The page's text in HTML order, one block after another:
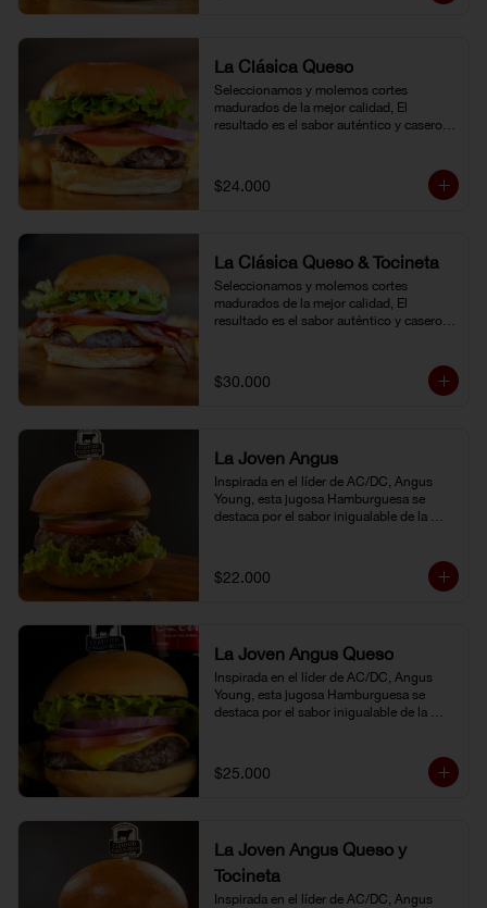
La Clásica Queso
Seleccionamos y molemos cortes
madurados de la mejor calidad, El
resultado es el sabor auténtico y casero
usted elija. Armela como quiera.
$24.000
La Clásica Queso & Tocineta
Seleccionamos y molemos cortes
madurados de la mejor calidad, El
resultado es el sabor auténtico y casero
usted elija. Armela como quiera.
$30.000
La Joven Angus
Inspirada en el líder de AC/DC, Angus
Young, esta jugosa Hamburguesa se
destaca por el sabor inigualable de la
$22.000
La Joven Angus Queso
Inspirada en el líder de AC/DC, Angus
Young, esta jugosa Hamburguesa se
destaca por el sabor inigualable de la
$25.000
La Joven Angus Queso y
Tocineta
Inspirada en el líder de AC/DC, Angus